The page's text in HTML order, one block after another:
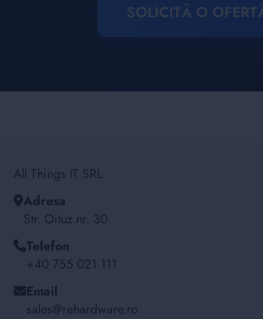
SOLICITĂ O
All Things IT SRL
Adresa
Str. Oituz nr. 30
Telefon
+40 755 021 111
Email
sales@rehardware.ro